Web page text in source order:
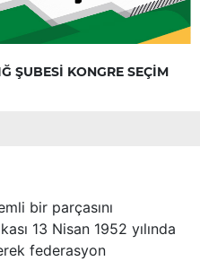
ŞUBESİ KONGRE SEÇİM
bir parçasını
13 Nisan 1952 yılında
federasyon